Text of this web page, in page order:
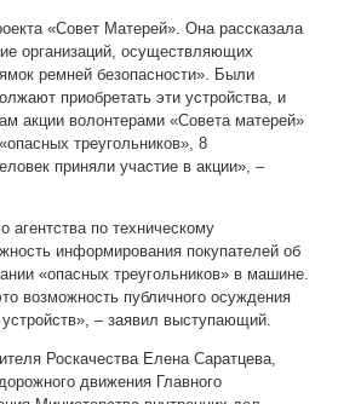
«Совет Матерей». Она рассказала
организаций, осуществляющих
ремней безопасности». Были
приобретать эти устройства, и
акции волонтерами «Совета матерей»
треугольников», 8
приняли участие в акции», –
по техническому
информирования покупателей об
«опасных треугольников» в машине.
возможность публичного осуждения
– заявил выступающий.
Роскачества Елена Саратцева,
движения Главного